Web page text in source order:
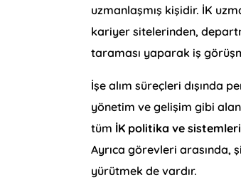
uzmanlaşmış kişidir. İK
kariyer sitelerinden,
taraması yaparak iş
İşe alım süreçleri
yönetim ve gelişim gibi
tüm İK politika ve
Ayrıca görevleri arasında,
yürütmek de vardır.